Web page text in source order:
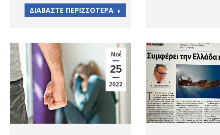
ΔΙΑΒΑΣΤΕ ΠΕΡΙΣΣΟΤΕΡΑ
Νοέ
25
2022